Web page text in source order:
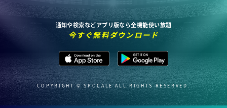
通知や検索などアプリ版なら全機能使い放題
今すぐ無料ダウンロード
COPYRIGHT © SPOCALE ALL RIGHTS RESERVED.